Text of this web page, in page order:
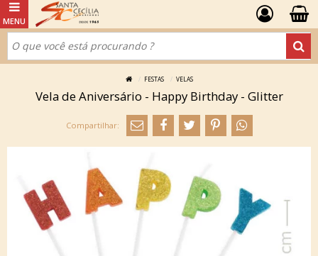
FESTAS VELAS
Vela de Aniversário - Happy Birthday - Glitter